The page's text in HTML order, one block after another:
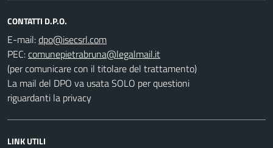
CONTATTI D.P.O.
E-mail:
PEC:
(per comunicare con il titolare del trattamento)
La mail del DPO va usata SOLO per questioni
riguardanti la privacy
LINK UTILI